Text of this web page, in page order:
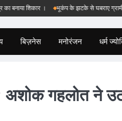
शिकार । भूकंप के झटके से घबराए ग्रामीण ,
बिज़नेस मनोरंजन धर्म
अशोक गहलोत ने